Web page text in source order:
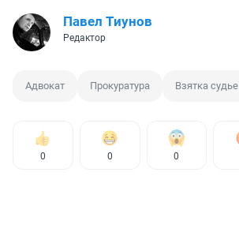
Павел Тиунов
Редактор
Адвокат Прокуратура Взятка судье
0 0 0